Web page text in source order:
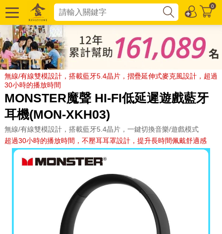
0
無線/有線雙模設計，搭載藍牙5.4晶片，摺疊延伸式麥克風設計，超過
30小時的播放時間
MONSTER魔聲 HI-FI低延遲遊戲藍牙
耳機(MON-XKH03)
無線/有線雙模設計，搭載藍牙5.4晶片，一鍵切換音樂/遊戲模式
超過30小時的播放時間，不壓耳耳罩設計，提升長時間佩戴舒適感